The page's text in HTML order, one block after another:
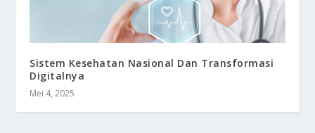
Sistem Kesehatan Nasional Dan Transformasi
Digitalnya
Mei 4, 2025